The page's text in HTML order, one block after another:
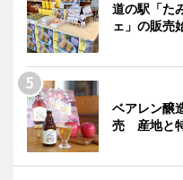
道の駅「た
ェ」の販売
ベアレン醸
売 産地と